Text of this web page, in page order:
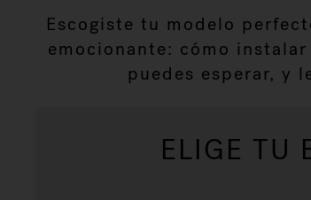
Escogiste tu modelo
emocionante: cómo
puedes esperar, y
ELIGE TU